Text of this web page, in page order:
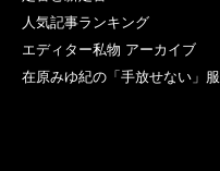
人気記事ランキング
エディター私物 アーカイブ
在原みゆ紀の「手放せない」服